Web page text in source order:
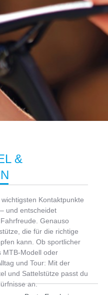
&
Kontaktpunkte
und entscheidet
Genauso
die für die richtige
kann. Ob sportlicher
MTB-Modell oder
und Tour: Mit der
und Sattelstütze passt du
an.